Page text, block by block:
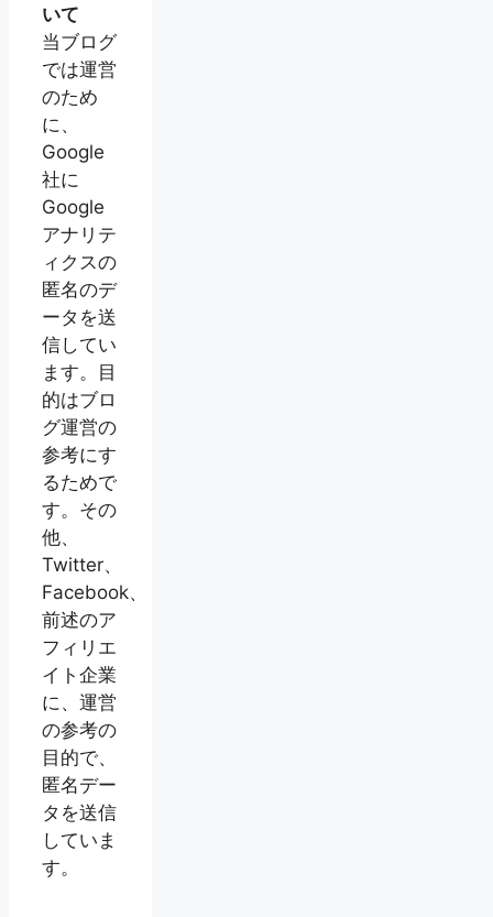
いて
当ブログ
では運営
のため
に、
Google
社に
Google
アナリテ
ィクスの
匿名のデ
ータを送
信してい
ます。目
的はブロ
グ運営の
参考にす
るためで
す。その
他、
Twitter、
Facebook、
前述のア
フィリエ
イト企業
に、運営
の参考の
目的で、
匿名デー
タを送信
していま
す。